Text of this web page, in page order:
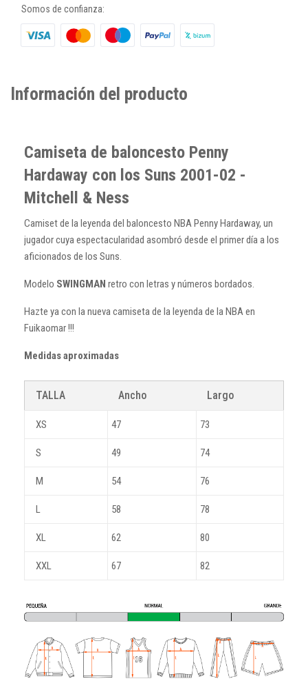
Somos de confianza:
Información del producto
Camiseta de baloncesto Penny
Hardaway con los Suns 2001-02 -
Mitchell & Ness
Camiset de la leyenda del baloncesto NBA Penny Hardaway, un
jugador cuya espectacularidad asombró desde el primer día a los
aficionados de los Suns.
Modelo SWINGMAN retro con letras y números bordados.
Hazte ya con la nueva camiseta de la leyenda de la NBA en
Fuikaomar !!!
Medidas aproximadas
TALLA Ancho Largo
XS 47 73
S 49 74
M 54 76
L 58 78
XL 62 80
XXL 67 82